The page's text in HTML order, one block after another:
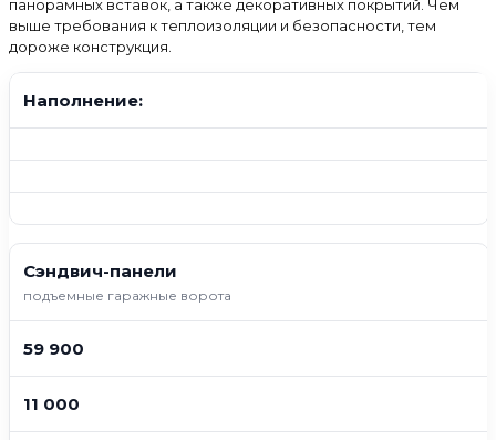
панорамных вставок, а также декоративных покрытий. Чем
выше требования к теплоизоляции и безопасности, тем
дороже конструкция.
Наполнение:
Сэндвич-панели
подъемные гаражные ворота
59 900
11 000